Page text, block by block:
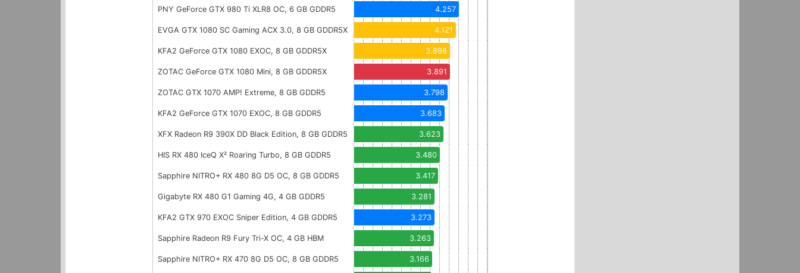
PNY GeForce GTX 980 Ti XLR8 OC, 6 GB GDDR5 4.257
EVGA GTX 1080 SC Gaming ACX 3.0, 8 GB GDDR5X 4.121
KFA2 GeForce GTX 1080 EXOC, 8 GB GDDR5X 3.898
ZOTAC GeForce GTX 1080 Mini, 8 GB GDDR5X 3.891
ZOTAC GTX 1070 AMP! Extreme, 8 GB GDDR5 3.798
KFA2 GeForce GTX 1070 EXOC, 8 GB GDDR5 3.683
XFX Radeon R9 390X DD Black Edition, 8 GB GDDR5 3.623
HIS RX 480 IceQ X² Roaring Turbo, 8 GB GDDR5 3.480
Sapphire NITRO+ RX 480 8G D5 OC, 8 GB GDDR5 3.417
Gigabyte RX 480 G1 Gaming 4G, 4 GB GDDR5 3.281
KFA2 GTX 970 EXOC Sniper Edition, 4 GB GDDR5 3.273
Sapphire Radeon R9 Fury Tri-X OC, 4 GB HBM 3.263
Sapphire NITRO+ RX 470 8G D5 OC, 8 GB GDDR5 3.166